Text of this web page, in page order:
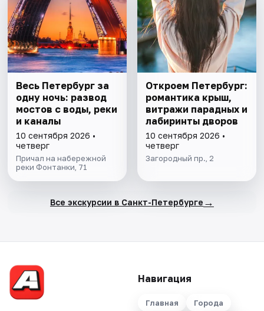
Весь Петербург за
одну ночь: развод
мостов с воды, реки
и каналы
10 сентября 2026 •
четверг
Причал на набережной
реки Фонтанки, 71
Откроем Петербург:
романтика крыш,
витражи парадных и
лабиринты дворов
10 сентября 2026 •
четверг
Загородный пр., 2
Все экскурсии в Санкт-Петербурге →
Навигация
Главная
Города